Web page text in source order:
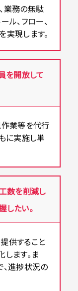
業務の無駄
ル、フロー、
現します。
を開放して
作業等を代行
に実施し単
数を削減し
したい。
供すること
ます。ま
、進捗状況の